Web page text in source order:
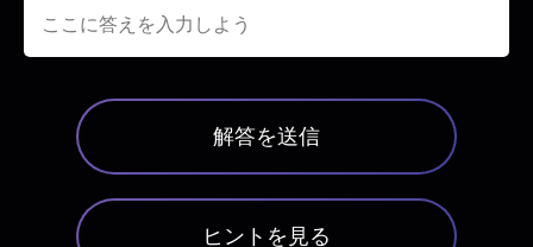
解答を送信
ヒントを見る